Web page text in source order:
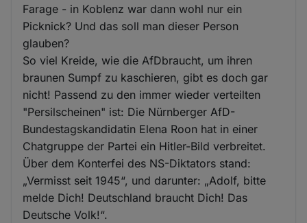
Farage - in Koblenz war dann wohl nur ein
Picknick? Und das soll man dieser Person
glauben?
So viel Kreide, wie die AfDbraucht, um ihren
braunen Sumpf zu kaschieren, gibt es doch gar
nicht! Passend zu den immer wieder verteilten
"Persilscheinen" ist: Die Nürnberger AfD-
Bundestagskandidatin Elena Roon hat in einer
Chatgruppe der Partei ein Hitler-Bild verbreitet.
Über dem Konterfei des NS-Diktators stand:
„Vermisst seit 1945“, und darunter: „Adolf, bitte
melde Dich! Deutschland braucht Dich! Das
Deutsche Volk!“.